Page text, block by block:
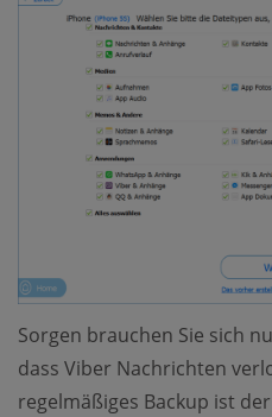
Sorgen brauchen Sie sich
dass Viber Nachrichten
regelmäßiges Backup ist